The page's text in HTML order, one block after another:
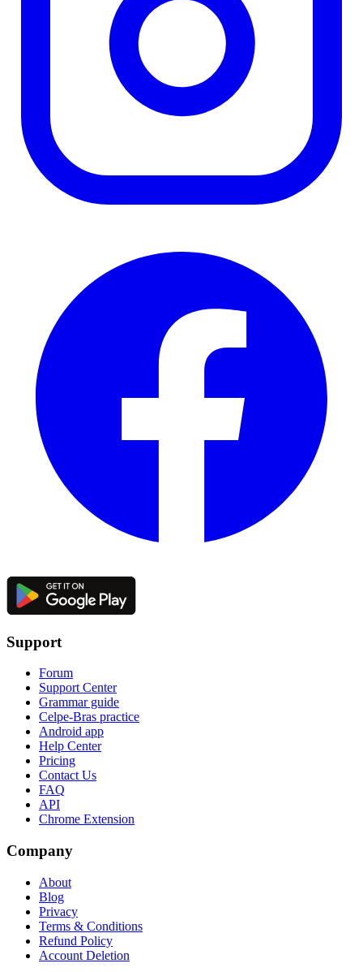
Support
Forum
Support Center
Grammar guide
Celpe-Bras practice
Android app
Help Center
Pricing
Contact Us
FAQ
API
Chrome Extension
Company
About
Blog
Privacy
Terms & Conditions
Refund Policy
Account Deletion